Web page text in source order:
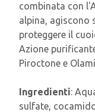
combinata con
alpina, agiscono
proteggere il
Azione
Piroctone e
Ingredienti:
sulfate,